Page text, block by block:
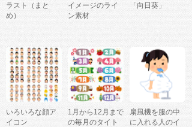
ラスト（まと
め）
イメージのライ
ン素材
「向日葵」
いろいろな顔ア
イコン
1月から12月まで
の毎月のタイト
扇風機を服の中
に入れる人のイ